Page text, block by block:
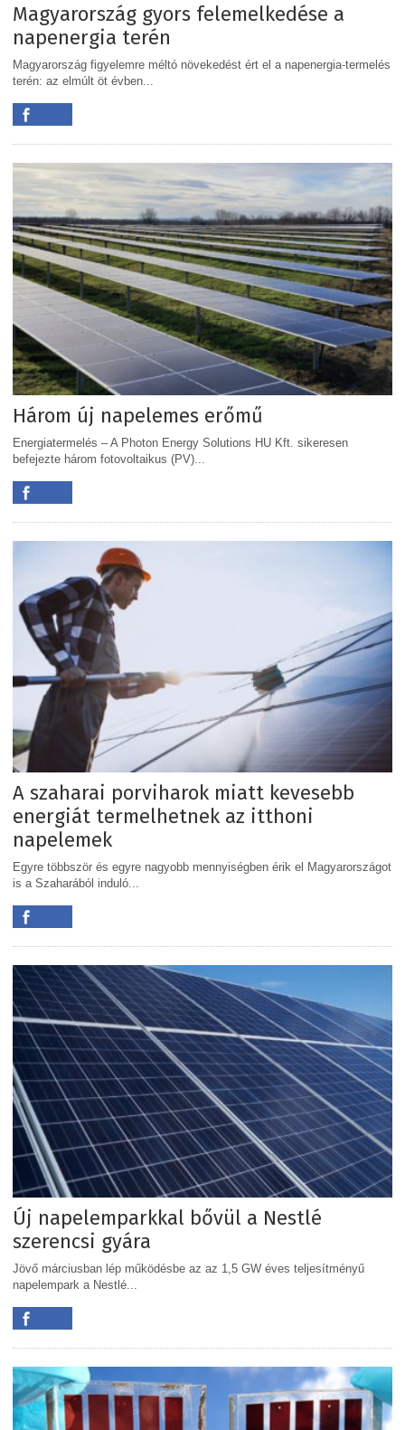
Magyarország gyors felemelkedése a
napenergia terén
Magyarország figyelemre méltó növekedést ért el a napenergia-termelés
terén: az elmúlt öt évben...
Három új napelemes erőmű
Energiatermelés – A Photon Energy Solutions HU Kft. sikeresen
befejezte három fotovoltaikus (PV)...
A szaharai porviharok miatt kevesebb
energiát termelhetnek az itthoni
napelemek
Egyre többször és egyre nagyobb mennyiségben érik el Magyarországot
is a Szaharából induló...
Új napelemparkkal bővül a Nestlé
szerencsi gyára
Jövő márciusban lép működésbe az az 1,5 GW éves teljesítményű
napelempark a Nestlé...